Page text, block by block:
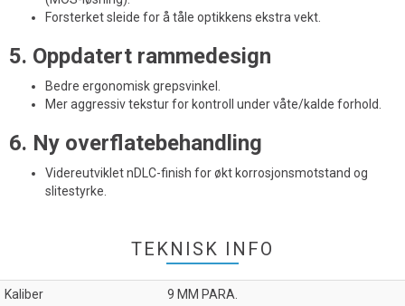
Forsterket sleide for å tåle optikkens ekstra vekt.
5. Oppdatert rammedesign
Bedre ergonomisk grepsvinkel.
Mer aggressiv tekstur for kontroll under våte/kalde forhold.
6. Ny overflatebehandling
Videreutviklet nDLC-finish for økt korrosjonsmotstand og
slitestyrke.
TEKNISK INFO
Kaliber
9 MM PARA.